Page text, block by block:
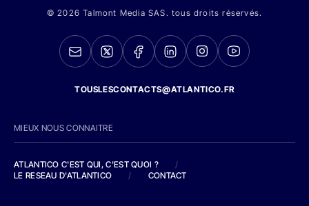
© 2026 Talmont Media SAS. tous droits réservés.
TOUSLESCONTACTS@ATLANTICO.FR
MIEUX NOUS CONNAITRE
ATLANTICO C'EST QUI, C'EST QUOI ?
/
LE RESEAU D'ATLANTICO
/ CONTACT